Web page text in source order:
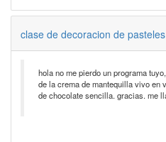
clase de decoracion de pasteles
hola no me pierdo un programa
de la crema de mantequilla vivo en
de chocolate sencilla. gracias. me